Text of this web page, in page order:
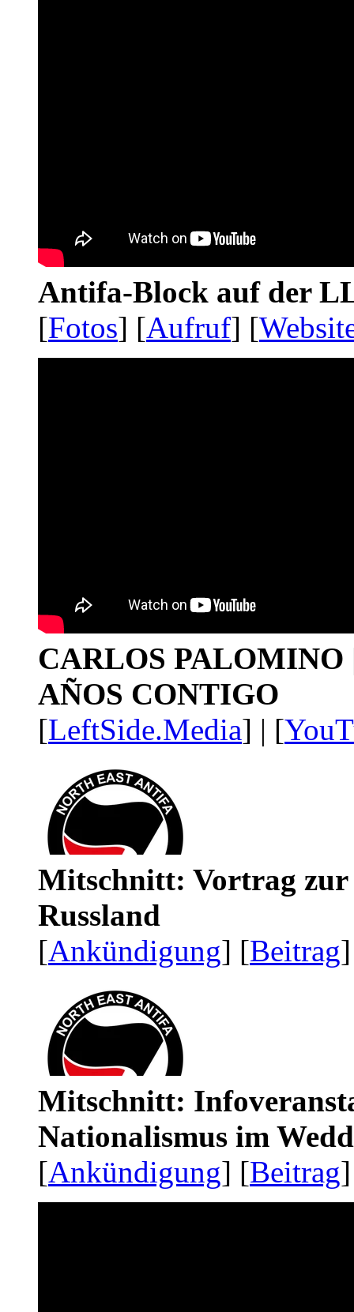
Antifa-Block auf der
[Fotos] [Aufruf] [
CARLOS PALOMINO
AÑOS CONTIGO
[LeftSide.Media] | [
Mitschnitt: Vortrag zur
Russland
[Ankündigung] [Beitrag
Mitschnitt:
Nationalismus im
[Ankündigung] [Beitrag